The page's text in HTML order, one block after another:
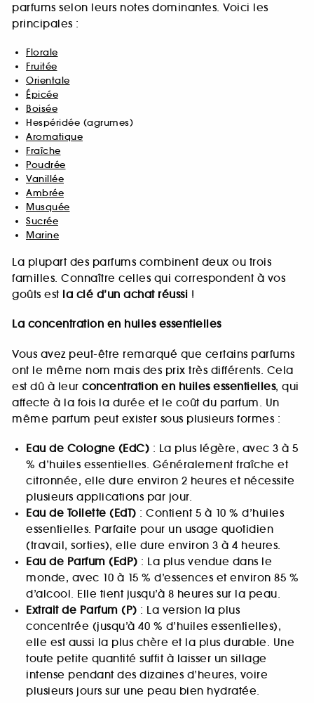
parfums selon leurs notes dominantes. Voici les
principales :
Florale
Fruitée
Orientale
Épicée
Boisée
Hespéridée (agrumes)
Aromatique
Fraîche
Poudrée
Vanillée
Ambrée
Musquée
Sucrée
Marine
La plupart des parfums combinent deux ou trois
familles. Connaître celles qui correspondent à vos
goûts est la clé d’un achat réussi !
La concentration en huiles essentielles
Vous avez peut-être remarqué que certains parfums
ont le même nom mais des prix très différents. Cela
est dû à leur concentration en huiles essentielles, qui
affecte à la fois la durée et le coût du parfum. Un
même parfum peut exister sous plusieurs formes :
Eau de Cologne (EdC) : La plus légère, avec 3 à 5
% d’huiles essentielles. Généralement fraîche et
citronnée, elle dure environ 2 heures et nécessite
plusieurs applications par jour.
Eau de Toilette (EdT) : Contient 5 à 10 % d’huiles
essentielles. Parfaite pour un usage quotidien
(travail, sorties), elle dure environ 3 à 4 heures.
Eau de Parfum (EdP) : La plus vendue dans le
monde, avec 10 à 15 % d’essences et environ 85 %
d’alcool. Elle tient jusqu’à 8 heures sur la peau.
Extrait de Parfum (P) : La version la plus
concentrée (jusqu’à 40 % d’huiles essentielles),
elle est aussi la plus chère et la plus durable. Une
toute petite quantité suffit à laisser un sillage
intense pendant des dizaines d’heures, voire
plusieurs jours sur une peau bien hydratée.